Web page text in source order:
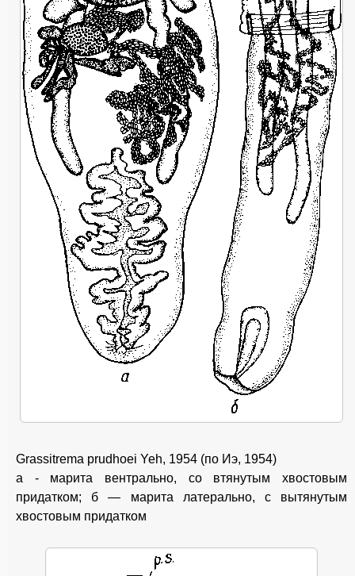
Grassitrema prudhoei Yeh, 1954 (по Иэ, 1954)
а - марита вентрально, со втянутым хвостовым
придатком; б — марита латерально, с вытянутым
хвостовым придатком